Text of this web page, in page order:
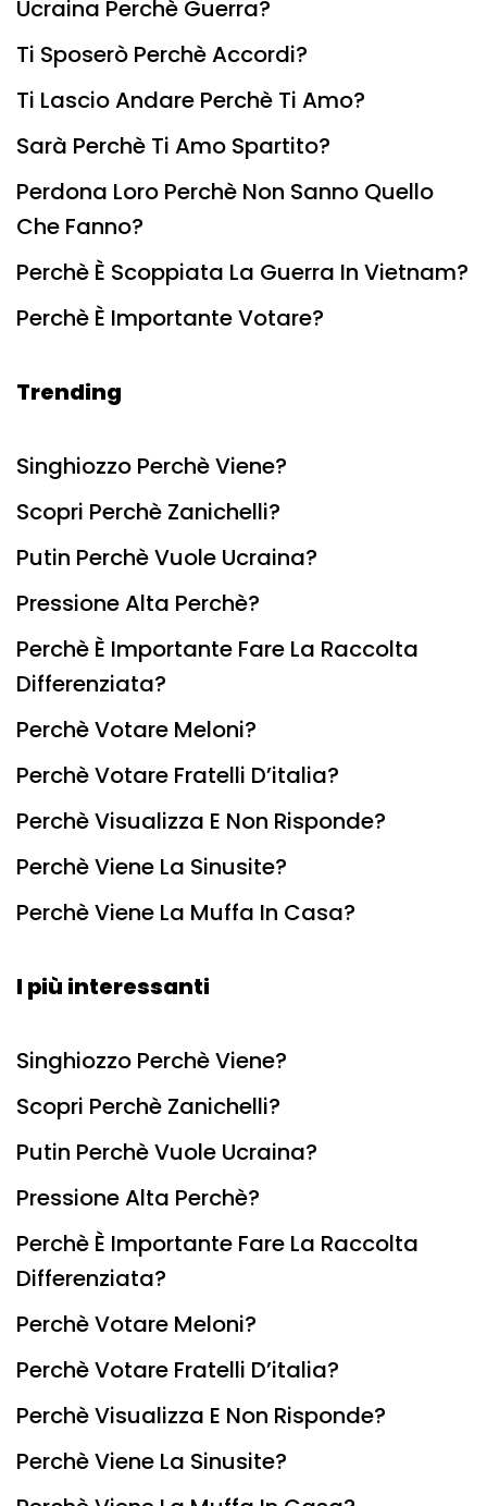
Ucraina Perchè Guerra?
Ti Sposerò Perchè Accordi?
Ti Lascio Andare Perchè Ti Amo?
Sarà Perchè Ti Amo Spartito?
Perdona Loro Perchè Non Sanno Quello
Che Fanno?
Perchè È Scoppiata La Guerra In Vietnam?
Perchè È Importante Votare?
Trending
Singhiozzo Perchè Viene?
Scopri Perchè Zanichelli?
Putin Perchè Vuole Ucraina?
Pressione Alta Perchè?
Perchè È Importante Fare La Raccolta
Differenziata?
Perchè Votare Meloni?
Perchè Votare Fratelli D’italia?
Perchè Visualizza E Non Risponde?
Perchè Viene La Sinusite?
Perchè Viene La Muffa In Casa?
I più interessanti
Singhiozzo Perchè Viene?
Scopri Perchè Zanichelli?
Putin Perchè Vuole Ucraina?
Pressione Alta Perchè?
Perchè È Importante Fare La Raccolta
Differenziata?
Perchè Votare Meloni?
Perchè Votare Fratelli D’italia?
Perchè Visualizza E Non Risponde?
Perchè Viene La Sinusite?